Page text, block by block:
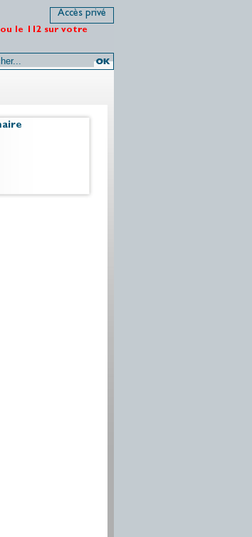
Accès privé
le 112 sur votre